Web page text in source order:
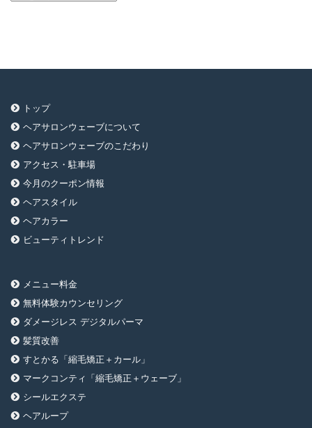
トップ
ヘアサロンウェーブについて
ヘアサロンウェーブのこだわり
アクセス・駐車場
今月のクーポン情報
ヘアスタイル
ヘアカラー
ビューティトレンド
メニュー料金
無料体験カウンセリング
ダメージレス デジタルパーマ
髪質改善
すとかる「縮毛矯正＋カール」
マークコンティ「縮毛矯正＋ウェーブ」
シールエクステ
ヘアループ